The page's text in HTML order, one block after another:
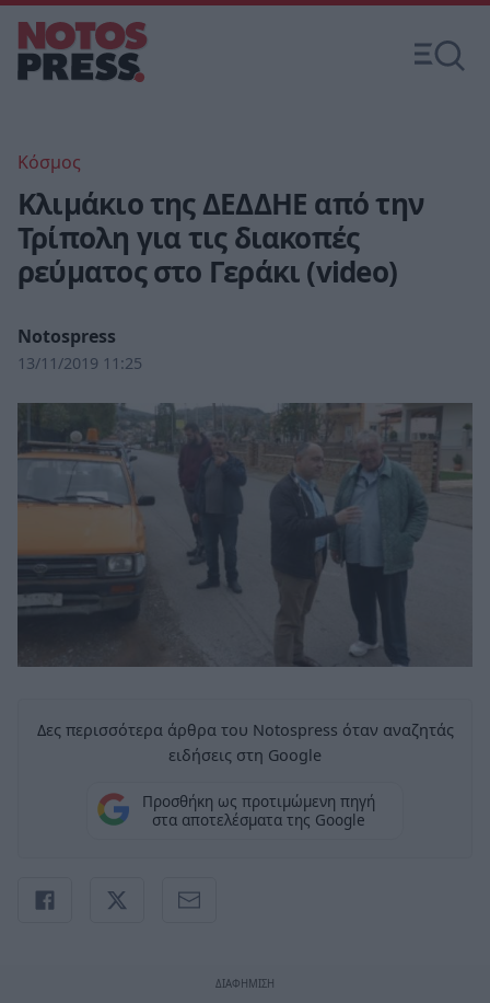
Κόσμος
Κλιμάκιο της ΔΕΔΔΗΕ από την
Τρίπολη για τις διακοπές
ρεύματος στο Γεράκι (video)
Notospress
13/11/2019 11:25
Δες περισσότερα άρθρα του Notospress όταν αναζητάς
ειδήσεις στη Google
Προσθήκη ως προτιμώμενη πηγή
στα αποτελέσματα της Google